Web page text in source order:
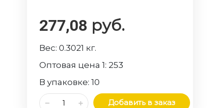
277,08 руб.
Вес:0.3021 кг.
Оптовая цена 1: 253
В упаковке:10
Добавить в заказ